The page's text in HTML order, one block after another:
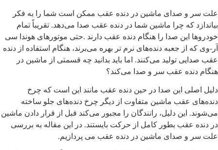
سر و صدای ماشین در دنده عقب ممکن است شما را به فکر
که چرا ماشین شما در دنده عقب صدا می‌دهد. تقریباً تمام
این صدا را هنگام دنده عقب دارند .حتی موتورهای هوندا سی
وی که از جعبه دنده‌های نرم تر بهره می‌برند، هنگام استفاده از دنده
صدایی تولید می‌کنند. اما باید بدانید چه قسمتی از ماشین در
دنده عقب سر و صدا می‌کند؟
اصلی این صدا در حین دنده عقب مانند این است که چرخ
عقب ماشین متفاوت از دیگر چرخ دنده‌های جلو ساخته
این دلیل، رانندگان را مجبور می‌کند قبل از قرار دادن ماشین
دنده عقب بطور کامل از حرکت بایستند. در این مقاله به بررسی
سر و صدای ماشین در دنده عقب می پردازیم.